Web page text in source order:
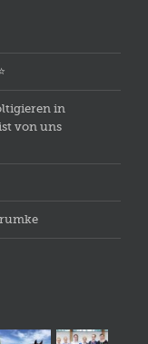
in
von uns